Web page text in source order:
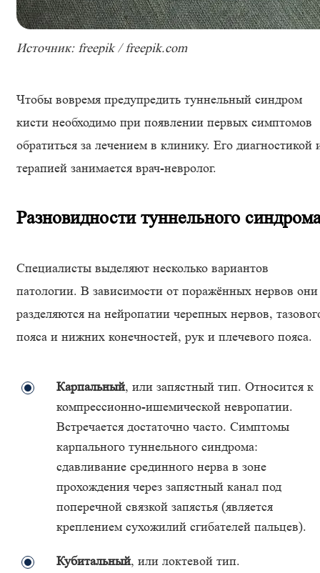
Источник: freepik / freepik.com
Чтобы вовремя предупредить туннельный синдром
кисти необходимо при появлении первых симптомов
обратиться за лечением в клинику. Его диагностикой
терапией занимается врач-невролог.
Разновидности туннельного
Специалисты выделяют несколько вариантов
патологии. В зависимости от поражённых нервов они
разделяются на нейропатии черепных нервов,
пояса и нижних конечностей, рук и плечевого пояса.
Карпальный, или запястный тип. Относится к
компрессионно-ишемической невропатии.
Встречается достаточно часто. Симптомы
карпального туннельного синдрома:
сдавливание срединного нерва в зоне
прохождения через запястный канал под
поперечной связкой запястья (является
креплением сухожилий сгибателей пальцев).
Кубитальный, или локтевой тип.